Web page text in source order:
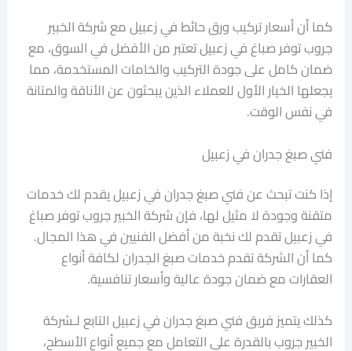
كما أن أسعار تركيب ورق حائط في زعبيل مع شركة الخبير
جروب توفر صباغ في زعبيل تعتبر من الأفضل في السوق، مع
ضمان كامل على جودة التركيب والخامات المستخدمة، مما
يجعلها الخيار الأول للعملاء الذين يبحثون عن الأناقة والمتانة
في نفس الوقت.
فني صبغ جدران في زعبيل
إذا كنت تبحث عن فني صبغ جدران في زعبيل يقدم لك خدمات
متقنة وجودة لا مثيل لها، فإن شركة الخبير جروب توفر صباغ
في زعبيل تقدم لك نخبة من أفضل الفنيين في هذا المجال.
كما أن الشركة تقدم خدمات صبغ الجدران لكافة أنواع
العقارات مع ضمان جودة عالية وأسعار تنافسية.
كذلك يتميز فريق فني صبغ جدران في زعبيل التابع لـشركة
الخبير جروب بالقدرة على التعامل مع جميع أنواع الأسطح،